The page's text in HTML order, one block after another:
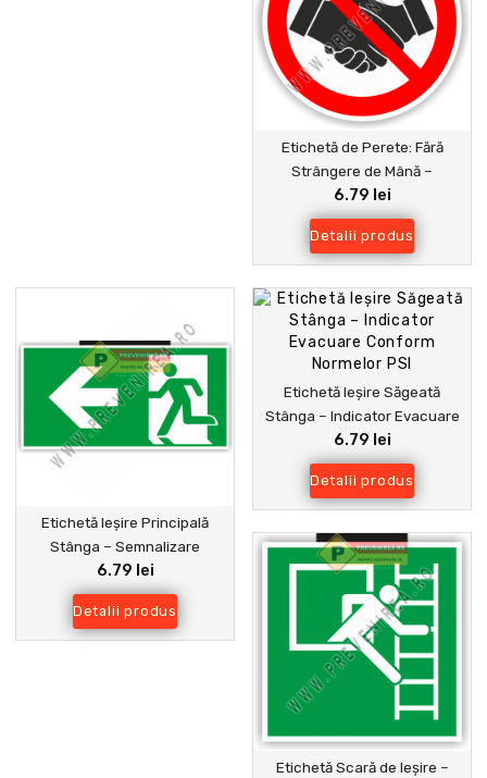
Etichetă de Perete: Fără
Strângere de Mână –
Protejează Angajații și
Vizitatorii
6.79 lei
Detalii produs
Etichetă Ieșire Principală
Stânga – Semnalizare
Interioară și Exterioară
6.79 lei
Detalii produs
Etichetă Ieșire Săgeată
Stânga – Indicator Evacuare
Conform Normelor PSI
6.79 lei
Detalii produs
Etichetă Scară de Ieșire –